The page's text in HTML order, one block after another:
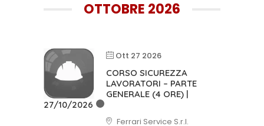
OTTOBRE 2026
Ott 27 2026
CORSO SICUREZZA
LAVORATORI – PARTE
GENERALE (4 ORE) |
27/10/2026
Ferrari Service S.r.l.